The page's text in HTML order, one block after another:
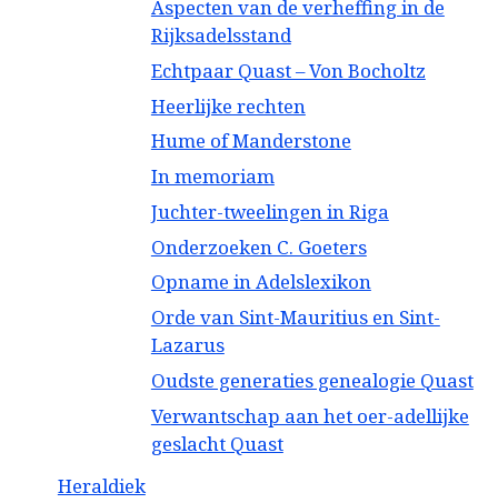
Aspecten van de verheffing in de
Rijksadelsstand
Echtpaar Quast – Von Bocholtz
Heerlijke rechten
Hume of Manderstone
In memoriam
Juchter-tweelingen in Riga
Onderzoeken C. Goeters
Opname in Adelslexikon
Orde van Sint-Mauritius en Sint-
Lazarus
Oudste generaties genealogie Quast
Verwantschap aan het oer-adellijke
geslacht Quast
Heraldiek